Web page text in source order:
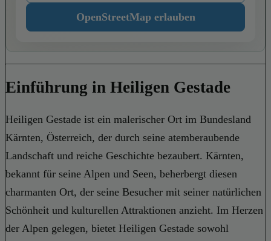
OpenStreetMap erlauben
Einführung in Heiligen Gestade
Heiligen Gestade ist ein malerischer Ort im Bundesland
Kärnten, Österreich, der durch seine atemberaubende
Landschaft und reiche Geschichte bezaubert. Kärnten,
bekannt für seine Alpen und Seen, beherbergt diesen
charmanten Ort, der seine Besucher mit seiner natürlichen
Schönheit und kulturellen Attraktionen anzieht. Im Herzen
der Alpen gelegen, bietet Heiligen Gestade sowohl